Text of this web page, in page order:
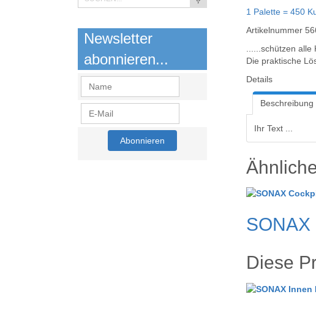
Newsletter
abonnieren...
1 Palette = 450
Artikelnummer
......schützen
Die praktische
Details
Beschreibung
Ihr Text ...
Diese